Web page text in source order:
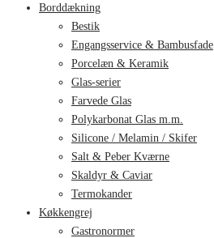
Borddækning
Bestik
Engangsservice & Bambusfade
Porcelæn & Keramik
Glas-serier
Farvede Glas
Polykarbonat Glas m.m.
Silicone / Melamin / Skifer
Salt & Peber Kværne
Skaldyr & Caviar
Termokander
Køkkengrej
Gastronormer